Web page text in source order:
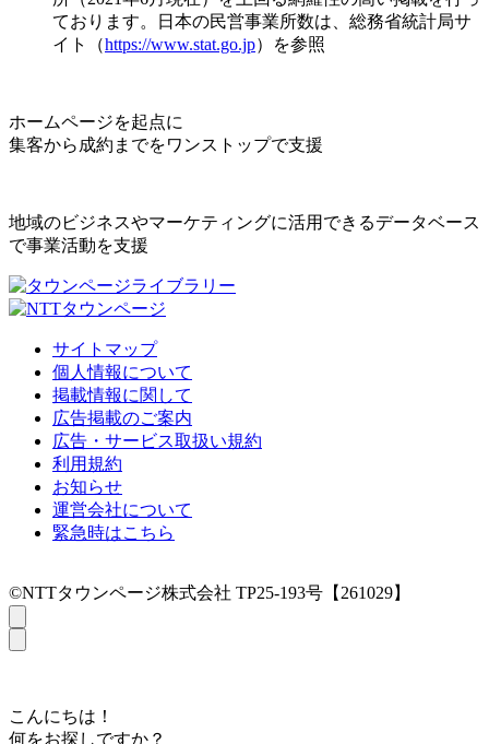
ております。日本の民営事業所数は、総務省統計局サ
イト（https://www.stat.go.jp）を参照
ホームページを起点に
集客から成約までをワンストップで支援
地域のビジネスやマーケティングに活用できるデータベース
で事業活動を支援
サイトマップ
個人情報について
掲載情報に関して
広告掲載のご案内
広告・サービス取扱い規約
利用規約
お知らせ
運営会社について
緊急時はこちら
©NTTタウンページ株式会社 TP25-193号【261029】
こんにちは！
何をお探しですか？